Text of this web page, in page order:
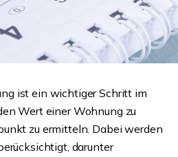
ist ein wichtiger Schritt im
Wert einer Wohnung zu
zu ermitteln. Dabei werden
darunter